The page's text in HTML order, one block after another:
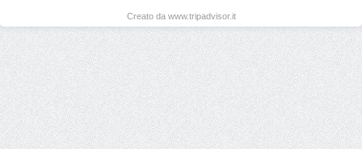
Creato da www.tripadvisor.it